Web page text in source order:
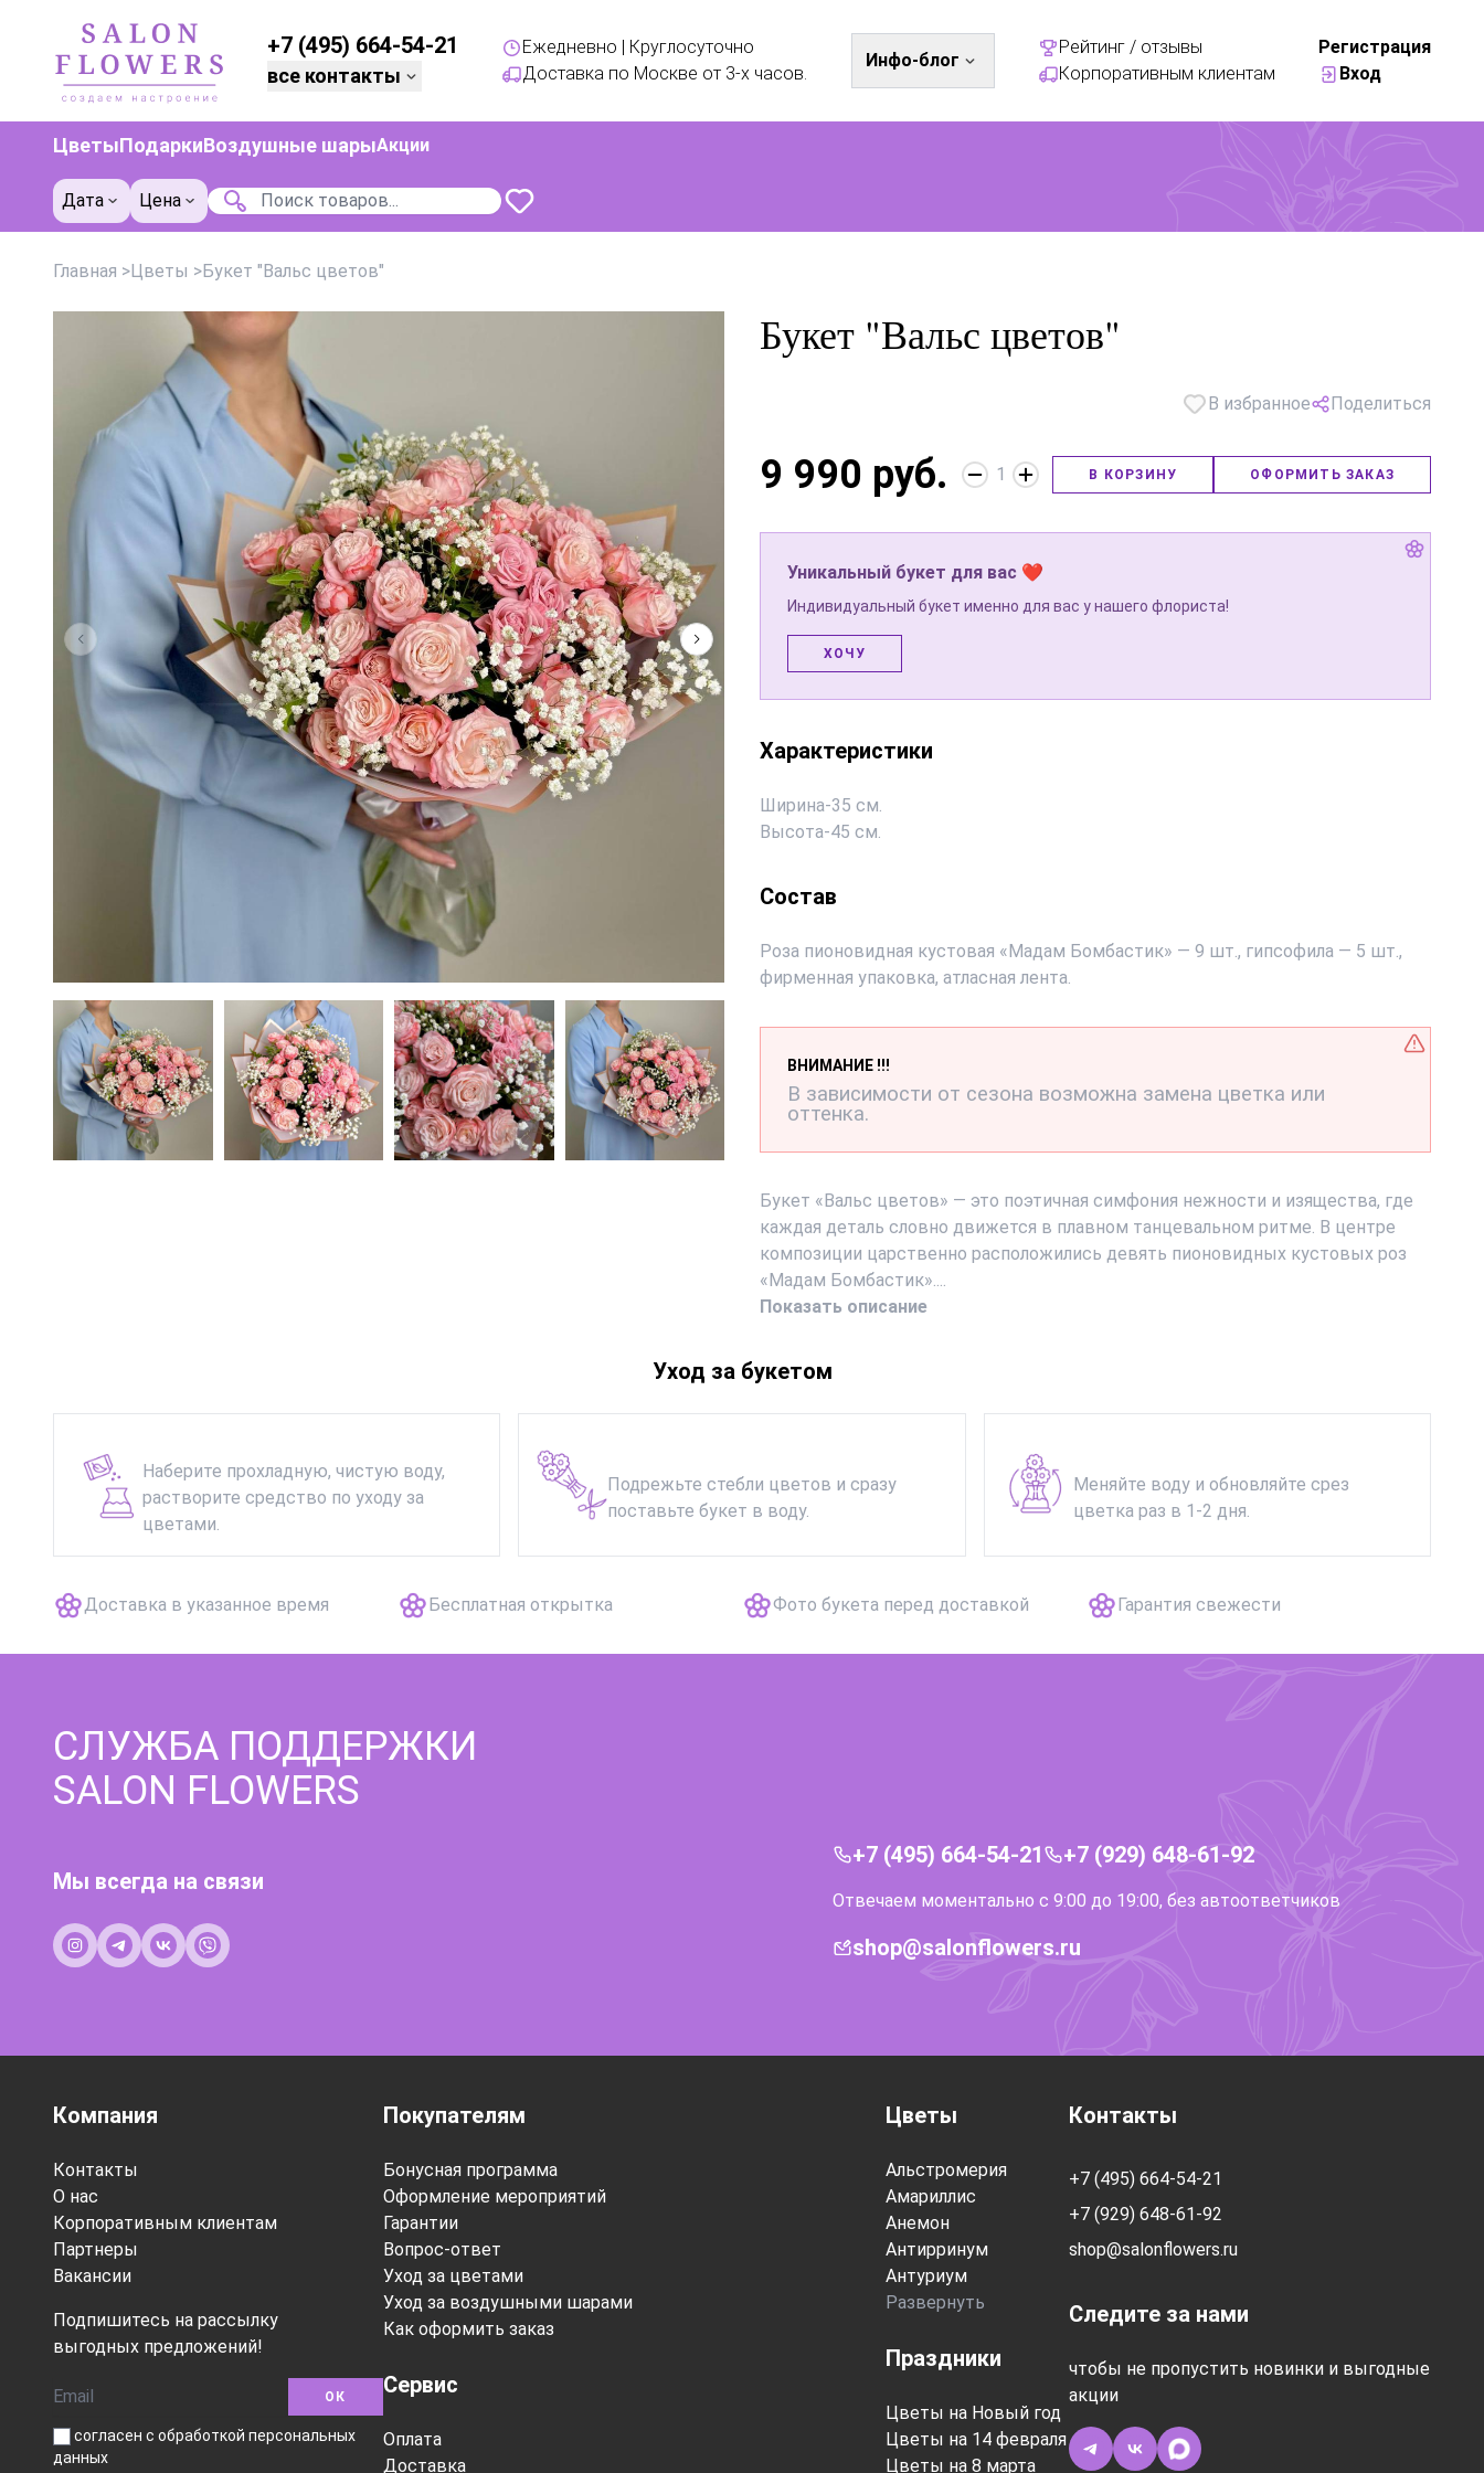
+7 (495) 664-54-21
все контакты
Ежедневно | Круглосуточно
Доставка по Москве от 3-х часов.
Инфо-блог
Рейтинг / отзывы
Корпоративным клиентам
Регистрация
Вход
ЦветыПодаркиВоздушные шарыАкции
Дата Цена
Главная >Цветы >Букет "Вальс цветов"
Букет "Вальс цветов"
В избранное Поделиться
9 990 руб. 1 В КОРЗИНУ ОФОРМИТЬ ЗАКАЗ
Уникальный букет для вас ❤
Индивидуальный букет именно для вас у нашего флориста!
ХОЧУ
Характеристики
Ширина-35 см.
Высота-45 см.
Состав
Роза пионовидная кустовая «Мадам Бомбастик» — 9 шт., гипсофила — 5 шт.,
фирменная упаковка, атласная лента.
ВНИМАНИЕ !!!
В зависимости от сезона возможна замена цветка или
оттенка.
Букет «Вальс цветов» — это поэтичная симфония нежности и изящества, где
каждая деталь словно движется в плавном танцевальном ритме. В центре
композиции царственно расположились девять пионовидных кустовых роз
«Мадам Бомбастик»....
Показать описание
Уход за букетом
Наберите прохладную, чистую воду,
растворите средство по уходу за
цветами.
Подрежьте стебли цветов и сразу
поставьте букет в воду.
Меняйте воду и обновляйте срез
цветка раз в 1-2 дня.
Доставка в указанное время Бесплатная открытка Фото букета перед доставкой Гарантия свежести
СЛУЖБА ПОДДЕРЖКИ
SALON FLOWERS
Мы всегда на связи
+7 (495) 664-54-21 +7 (929) 648-61-92
Отвечаем моментально с 9:00 до 19:00, без автоответчиков
shop@salonflowers.ru
Компания
Контакты
О нас
Корпоративным клиентам
Партнеры
Вакансии
Подпишитесь на рассылку
выгодных предложений!
ОК
согласен с обработкой персональных
данных
Покупателям
Бонусная программа
Оформление мероприятий
Гарантии
Вопрос-ответ
Уход за цветами
Уход за воздушными шарами
Как оформить заказ
Сервис
Оплата
Доставка
Цветы
Альстромерия
Амариллис
Анемон
Антирринум
Антуриум
Развернуть
Праздники
Цветы на Новый год
Цветы на 14 февраля
Цветы на 8 марта
Контакты
+7 (495) 664-54-21
+7 (929) 648-61-92
shop@salonflowers.ru
Следите за нами
чтобы не пропустить новинки и выгодные
акции